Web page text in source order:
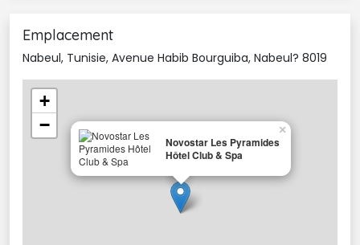
Chambre :
Chambre single / Chambre double / Chambre triple
/ Chambre quadruple / Chambre séparée terrasse
et balcon privatif. salle de bains avec douche ou
baignoire, d'un téléphone, d'une climatisation à
réglage individuel / coffre fort
Restauration
Emplacement
Nabeul, Tunisie, Avenue Habib Bourguiba, Nabeul? 8019
Novostar Les Pyramides
Hôtel Club & Spa
×
+
−